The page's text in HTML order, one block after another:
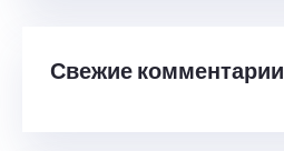
Свежие комментарии